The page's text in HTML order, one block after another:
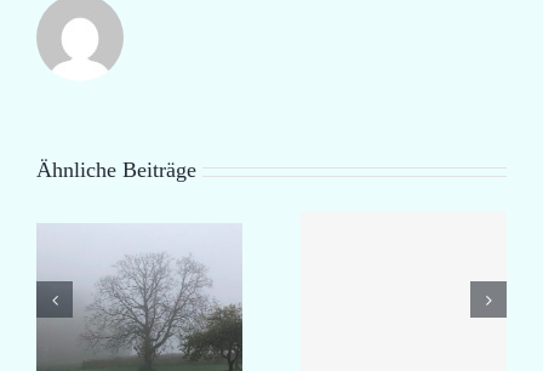
Ähnliche Beiträge
DANKE,
DASS ES
EUCH
Zerstörtes